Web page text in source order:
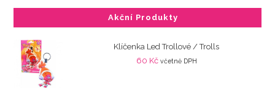
Akční Produkty
Klíčenka Led Trollové / Trolls
60 Kč včetně DPH